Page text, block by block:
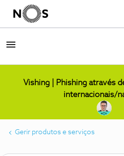
Vishing | Phishing através
internacionais/
Gerir produtos e serviços